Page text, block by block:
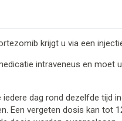
krijgt u via een
intraveneus en moet
dag rond dezelfde tijd
Een vergeten dosis kan tot